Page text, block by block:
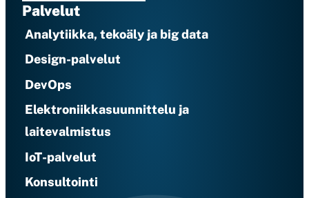
Palvelut
Analytiikka, tekoäly ja big data
Design-palvelut
DevOps
Elektroniikkasuunnittelu ja
laitevalmistus
IoT-palvelut
Konsultointi